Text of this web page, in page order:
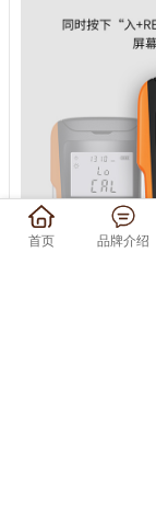
首页 品牌介绍